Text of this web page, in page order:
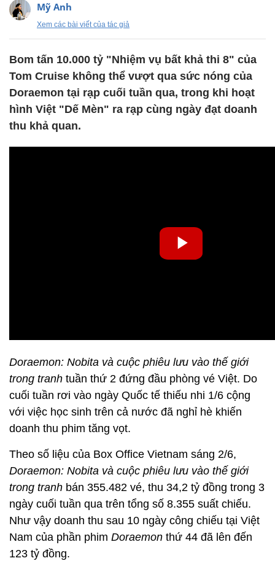
Mỹ Anh
Xem các bài viết của tác giả
Bom tấn 10.000 tỷ "Nhiệm vụ bất khả thi 8" của
Tom Cruise không thể vượt qua sức nóng của
Doraemon tại rạp cuối tuần qua, trong khi hoạt
hình Việt "Dế Mèn" ra rạp cùng ngày đạt doanh
thu khả quan.
Doraemon: Nobita và cuộc phiêu lưu vào thế giới
trong tranh tuần thứ 2 đứng đầu phòng vé Việt. Do
cuối tuần rơi vào ngày Quốc tế thiếu nhi 1/6 cộng
với việc học sinh trên cả nước đã nghỉ hè khiến
doanh thu phim tăng vọt.
Theo số liệu của Box Office Vietnam sáng 2/6,
Doraemon: Nobita và cuộc phiêu lưu vào thế giới
trong tranh bán 355.482 vé, thu 34,2 tỷ đồng trong 3
ngày cuối tuần qua trên tổng số 8.355 suất chiếu.
Như vậy doanh thu sau 10 ngày công chiếu tại Việt
Nam của phần phim Doraemon thứ 44 đã lên đến
123 tỷ đồng.